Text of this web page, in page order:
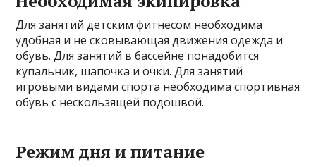
Для занятий детским фитнесом необходима
удобная и не сковывающая движения одежда и
обувь. Для занятий в бассейне понадобится
купальник, шапочка и очки. Для занятий
игровыми видами спорта необходима спортивная
обувь с нескользящей подошвой.
Режим дня и питание